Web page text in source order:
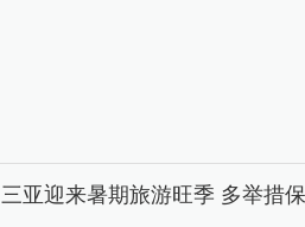
三亚迎来暑期旅游旺季 多举措